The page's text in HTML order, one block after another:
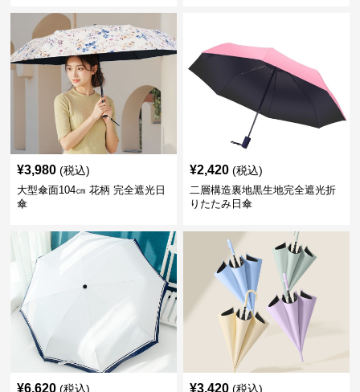
¥3,980 (税込)
大型傘面104㎝ 花柄 完全遮光日
傘
¥2,420 (税込)
二層構造裏地黒生地完全遮光折
りたたみ日傘
¥6,620 (税込) ¥3,420 (税込)